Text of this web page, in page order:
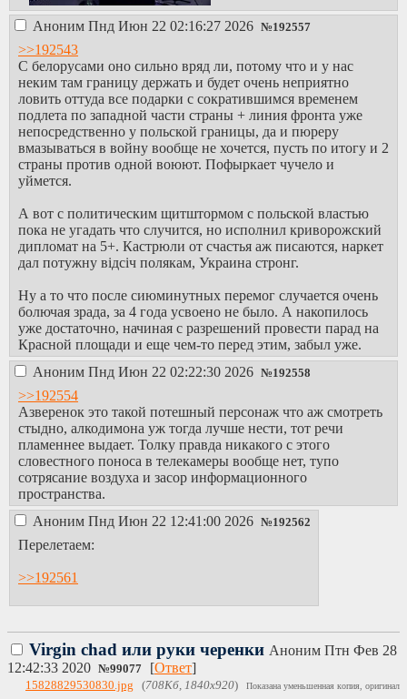
Аноним Пнд Июн 22 02:16:27 2026 №192557
>>192543
С белорусами оно сильно вряд ли, потому что и у нас
неким там границу держать и будет очень неприятно
ловить оттуда все подарки с сократившимся временем
подлета по западной части страны + линия фронта уже
непосредственно у польской границы, да и пюреру
вмазываться в войну вообще не хочется, пусть по итогу и 2
страны против одной воюют. Пофыркает чучело и
уймется.
А вот с политическим щитштормом с польской властью
пока не угадать что случится, но исполнил криворожский
дипломат на 5+. Кастрюли от счастья аж писаются, наркет
дал потужну відсіч полякам, Украина стронг.
Ну а то что после сиюминутных перемог случается очень
болючая зрада, за 4 года усвоено не было. А накопилось
уже достаточно, начиная с разрешений провести парад на
Красной площади и еще чем-то перед этим, забыл уже.
Аноним Пнд Июн 22 02:22:30 2026 №192558
>>192554
Азверенок это такой потешный персонаж что аж смотреть
стыдно, алкодимона уж тогда лучше нести, тот речи
пламеннее выдает. Толку правда никакого с этого
словестного поноса в телекамеры вообще нет, тупо
сотрясание воздуха и засор информационного
пространства.
Аноним Пнд Июн 22 12:41:00 2026 №192562
Перелетаем:
>>192561
Virgin chad или руки черенки Аноним Птн Фев 28
12:42:33 2020 №99077 [Ответ]
15828829530830.jpg (708Кб, 1840x920)
Показана уменьшенная копия, оригинал